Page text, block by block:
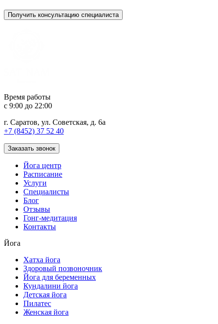
Получить консультацию специалиста
Время работы
c 9:00 до 22:00
г. Саратов, ул. Советская, д. 6а
+7 (8452) 37 52 40
Заказать звонок
Йога центр
Расписание
Услуги
Специалисты
Блог
Отзывы
Гонг-медитация
Контакты
Йога
Хатха йога
Здоровый позвоночник
Йога для беременных
Кундалини йога
Детская йога
Пилатес
Женская йога